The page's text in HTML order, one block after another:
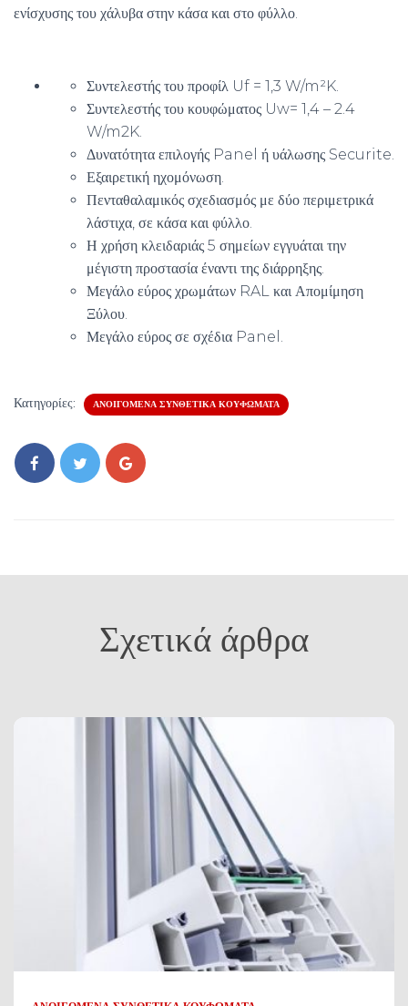
ενίσχυσης του χάλυβα στην κάσα και στο φύλλο.
Συντελεστής του προφίλ Uf = 1,3 W/m²K.
Συντελεστής του κουφώματος Uw= 1,4 – 2.4
W/m2K.
Δυνατότητα επιλογής Panel ή υάλωσης Securite.
Εξαιρετική ηχομόνωση.
Πενταθαλαμικός σχεδιασμός με δύο περιμετρικά
λάστιχα, σε κάσα και φύλλο.
Η χρήση κλειδαριάς 5 σημείων εγγυάται την
μέγιστη προστασία έναντι της διάρρηξης.
Μεγάλο εύρος χρωμάτων RAL και Απομίμηση
Ξύλου.
Μεγάλο εύρος σε σχέδια Panel.
Κατηγορίες: ΑΝΟΙΓΌΜΕΝΑ ΣΥΝΘΕΤΙΚΆ ΚΟΥΦΏΜΑΤΑ
Σχετικά άρθρα